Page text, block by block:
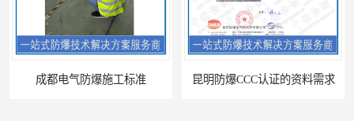
成都电气防爆施工标准 昆明防爆CCC认证的资料需求